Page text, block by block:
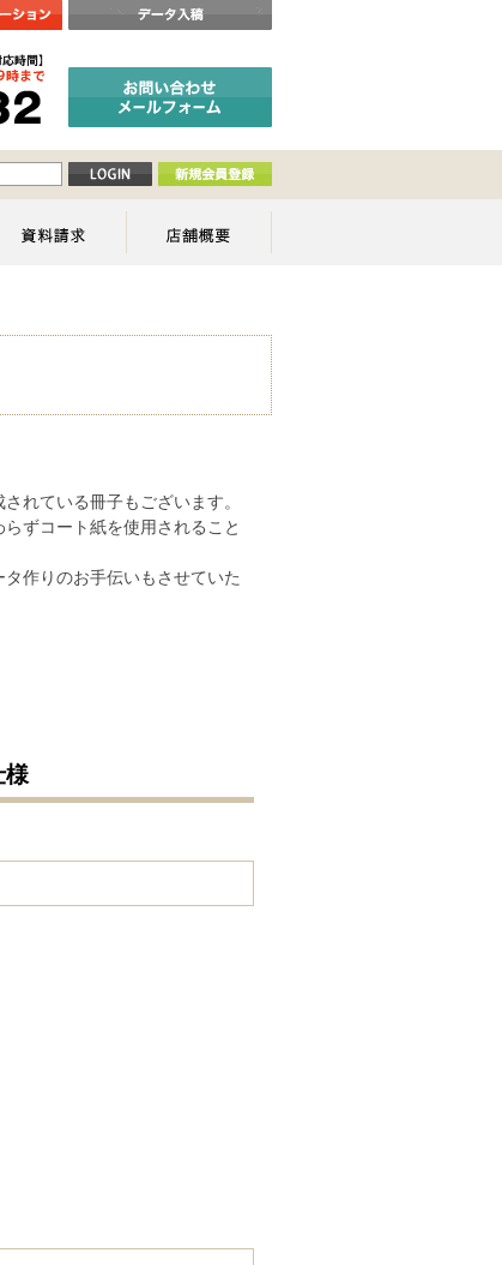
れている冊子もございます。
ずコート紙を使用されること
作りのお手伝いもさせていた
様